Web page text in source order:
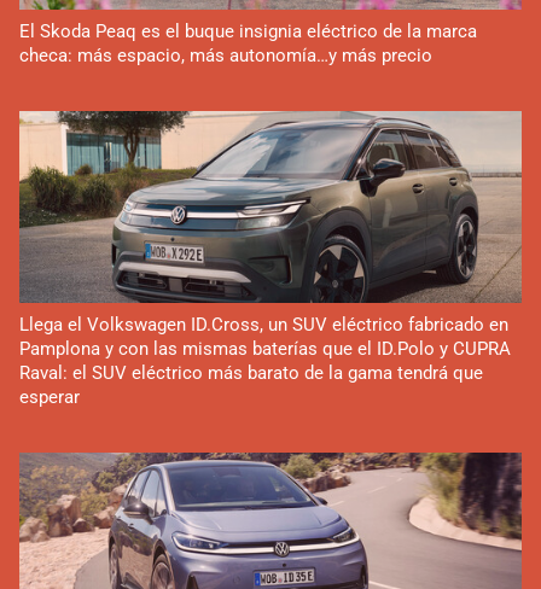
El Skoda Peaq es el buque insignia eléctrico de la marca
checa: más espacio, más autonomía…y más precio
Llega el Volkswagen ID.Cross, un SUV eléctrico fabricado en
Pamplona y con las mismas baterías que el ID.Polo y CUPRA
Raval: el SUV eléctrico más barato de la gama tendrá que
esperar